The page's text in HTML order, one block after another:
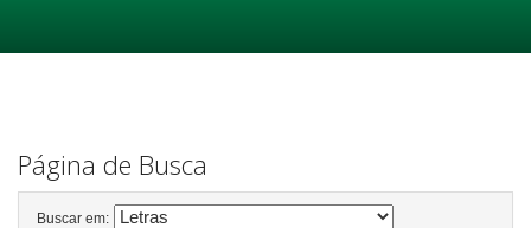
Página de Busca
Buscar em: